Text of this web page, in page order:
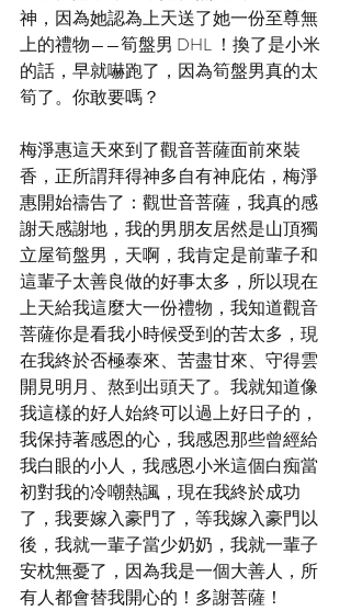
神，因為她認為上天送了她一份至尊無
上的禮物——筍盤男 DHL ！換了是小米
的話，早就嚇跑了，因為筍盤男真的太
筍了。你敢要嗎？
梅淨惠這天來到了觀音菩薩面前來裝
香，正所謂拜得神多自有神庇佑，梅淨
惠開始禱告了：觀世音菩薩，我真的感
謝天感謝地，我的男朋友居然是山頂獨
立屋筍盤男，天啊，我肯定是前輩子和
這輩子太善良做的好事太多，所以現在
上天給我這麼大一份禮物，我知道觀音
菩薩你是看我小時候受到的苦太多，現
在我終於否極泰來、苦盡甘來、守得雲
開見明月、熬到出頭天了。我就知道像
我這樣的好人始終可以過上好日子的，
我保持著感恩的心，我感恩那些曾經給
我白眼的小人，我感恩小米這個白痴當
初對我的冷嘲熱諷，現在我終於成功
了，我要嫁入豪門了，等我嫁入豪門以
後，我就一輩子當少奶奶，我就一輩子
安枕無憂了，因為我是一個大善人，所
有人都會替我開心的！多謝菩薩！